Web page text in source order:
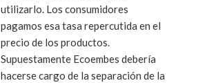
utilizarlo. Los consumidores
pagamos esa tasa repercutida en el
precio de los productos.
Supuestamente Ecoembes debería
hacerse cargo de la separación de la